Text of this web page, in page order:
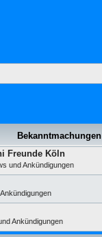
Bekanntmachungen
Freunde Köln
und Ankündigungen
Ankündigungen